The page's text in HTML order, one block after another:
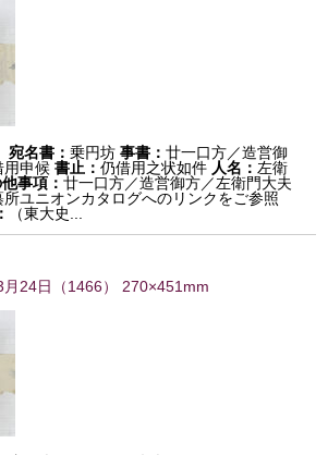
宛名書：乗円坊 事書：廿一口方／造営御
用申候書止：仍借用之状如件 人名： 左衛
事項：廿一口方／造営御方／左衛門大夫
所ユニオンカタログへのリンクをご参照
（東大史...
24日 （1466） 270×451mm